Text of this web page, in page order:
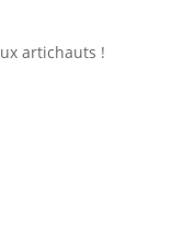
artichauts !